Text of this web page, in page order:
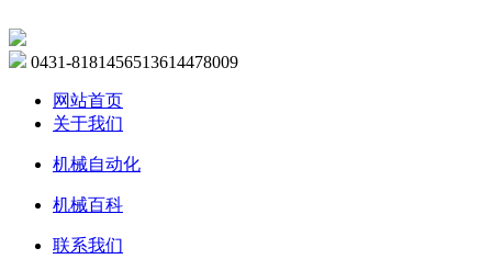
0431-8181456513614478009
网站首页
关于我们
机械自动化
机械百科
联系我们